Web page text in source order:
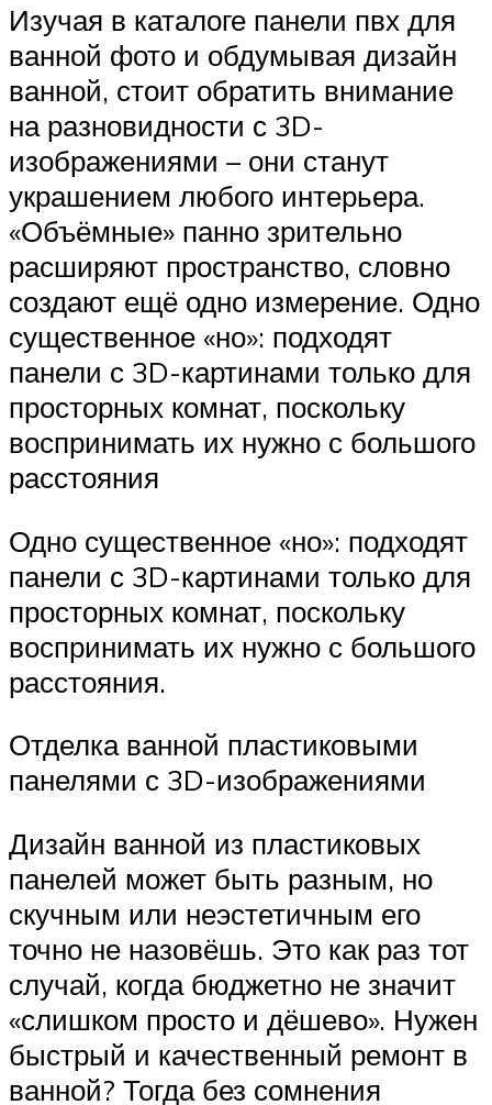
Изучая в каталоге панели пвх для
ванной фото и обдумывая дизайн
ванной, стоит обратить внимание
на разновидности с 3D-
изображениями – они станут
украшением любого интерьера.
«Объёмные» панно зрительно
расширяют пространство, словно
создают ещё одно измерение. Одно
существенное «но»: подходят
панели с 3D-картинами только для
просторных комнат, поскольку
воспринимать их нужно с большого
расстояния
Одно существенное «но»: подходят
панели с 3D-картинами только для
просторных комнат, поскольку
воспринимать их нужно с большого
расстояния.
Отделка ванной пластиковыми
панелями с 3D-изображениями
Дизайн ванной из пластиковых
панелей может быть разным, но
скучным или неэстетичным его
точно не назовёшь. Это как раз тот
случай, когда бюджетно не значит
«слишком просто и дёшево». Нужен
быстрый и качественный ремонт в
ванной? Тогда без сомнения